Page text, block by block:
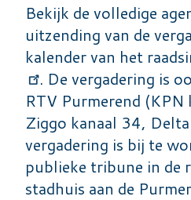
Bekijk de volledige
uitzending van de
kalender van het
. De vergadering is
RTV Purmerend
Ziggo kanaal 34,
vergadering is bij te
publieke tribune in de
stadhuis aan de